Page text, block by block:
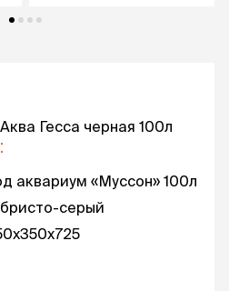
Гесса черная 100л
аквариум «Муссон» 100л
серый